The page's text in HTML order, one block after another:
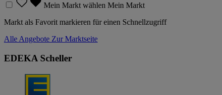
Mein Markt wählen Mein Markt
Markt als Favorit markieren für einen Schnellzugriff
Alle Angebote Zur Marktseite
EDEKA Scheller